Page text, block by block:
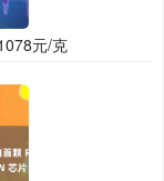
元/克